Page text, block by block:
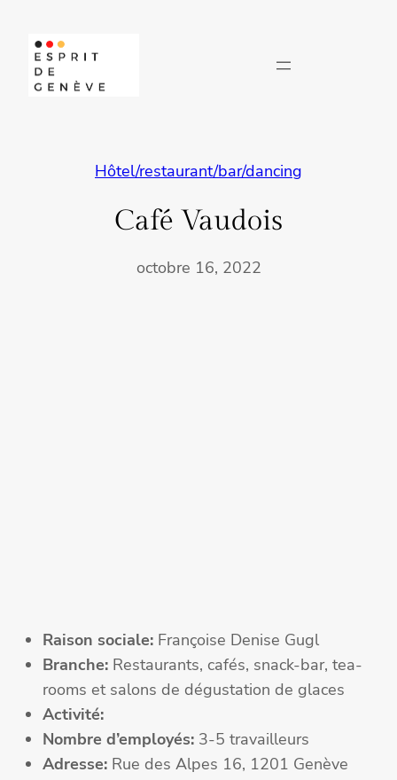
contenu
Hôtel/restaurant/bar/dancing
Café Vaudois
octobre 16, 2022
Raison sociale: Françoise Denise Gugl
Branche: Restaurants, cafés, snack-bar, tea-
rooms et salons de dégustation de glaces
Activité:
Nombre d’employés: 3-5 travailleurs
Adresse: Rue des Alpes 16, 1201 Genève